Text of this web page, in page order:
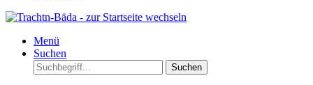
Menü
Suchen
Suchen